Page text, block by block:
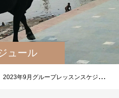
ュール
2023年9月グループレッスンスケジュール